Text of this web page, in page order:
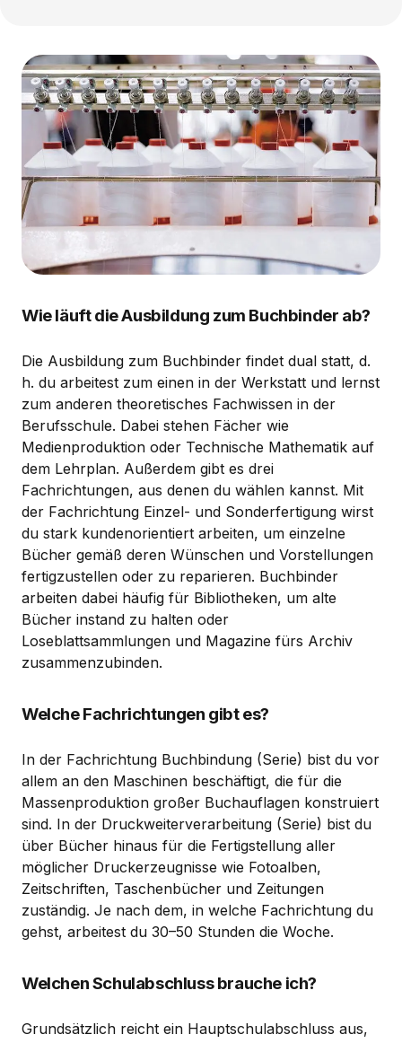
Wie läuft die Ausbildung zum Buchbinder ab?
Die Ausbildung zum Buchbinder findet dual statt, d.
h. du arbeitest zum einen in der Werkstatt und lernst
zum anderen theoretisches Fachwissen in der
Berufsschule. Dabei stehen Fächer wie
Medienproduktion oder Technische Mathematik auf
dem Lehrplan. Außerdem gibt es drei
Fachrichtungen, aus denen du wählen kannst. Mit
der Fachrichtung Einzel- und Sonderfertigung wirst
du stark kundenorientiert arbeiten, um einzelne
Bücher gemäß deren Wünschen und Vorstellungen
fertigzustellen oder zu reparieren. Buchbinder
arbeiten dabei häufig für Bibliotheken, um alte
Bücher instand zu halten oder
Loseblattsammlungen und Magazine fürs Archiv
zusammenzubinden.
Welche Fachrichtungen gibt es?
In der Fachrichtung Buchbindung (Serie) bist du vor
allem an den Maschinen beschäftigt, die für die
Massenproduktion großer Buchauflagen konstruiert
sind. In der Druckweiterverarbeitung (Serie) bist du
über Bücher hinaus für die Fertigstellung aller
möglicher Druckerzeugnisse wie Fotoalben,
Zeitschriften, Taschenbücher und Zeitungen
zuständig. Je nach dem, in welche Fachrichtung du
gehst, arbeitest du 30–50 Stunden die Woche.
Welchen Schulabschluss brauche ich?
Grundsätzlich reicht ein Hauptschulabschluss aus,